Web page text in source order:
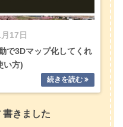
17日
で3Dマップ化してくれ
い方)
書きました